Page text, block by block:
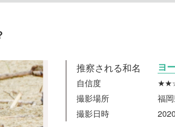
推察される和名 ヨ
自信度
撮影場所
福
撮影日時